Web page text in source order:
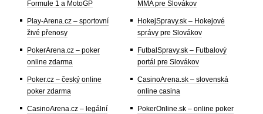
Formule 1 a MotoGP
Play-Arena.cz – sportovní
živé přenosy
PokerArena.cz – poker
online zdarma
Poker.cz – český online
poker zdarma
CasinoArena.cz – legální
MMA pre Slovákov
HokejSpravy.sk – Hokejové
správy pre Slovákov
FutbalSpravy.sk – Futbalový
portál pre Slovákov
CasinoArena.sk – slovenská
online casina
PokerOnline.sk – online poker